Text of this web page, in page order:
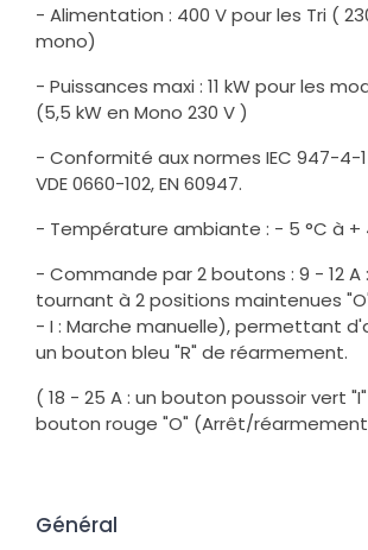
- Alimentation : 400 V pour les Tri (
mono)
- Puissances maxi : 11 kW pour les
(5,5 kW en Mono 230 V )
- Conformité aux normes IEC 947-4-1
VDE 0660-102, EN 60947.
- Température ambiante : - 5 °C à +
- Commande par 2 boutons : 9 - 12
tournant à 2 positions maintenues
- I : Marche manuelle), permettant
un bouton bleu "R" de réarmement.
( 18 - 25 A : un bouton poussoir vert
bouton rouge "O" (Arrêt/
Général